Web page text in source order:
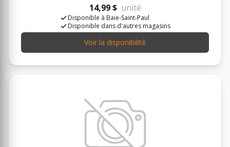
14,99 $ unité
Disponible à Baie-Saint-Paul
Disponible dans d'autres magasins
Voir la disponibilité